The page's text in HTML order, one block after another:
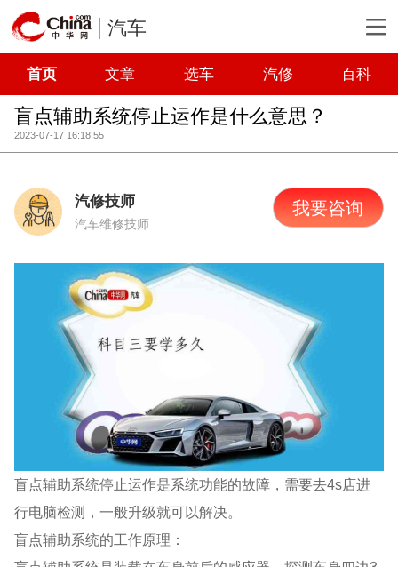
汽车
首页 文章 选车 汽修 百科
盲点辅助系统停止运作是什么意思？
2023-07-17 16:18:55
汽修技师
汽车维修技师
我要咨询
盲点辅助系统停止运作是系统功能的故障，需要去4s店进
行电脑检测，一般升级就可以解决。
盲点辅助系统的工作原理：